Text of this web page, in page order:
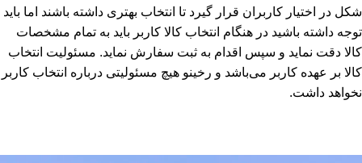
شکل در اختیار کاربران قرار گیرد تا انتخاب بهتری داشته باشند اما باید
توجه داشته باشید در هنگام انتخاب کالا کاربر باید به تمام مشخصات
کالا دقت نماید و سپس اقدام به ثبت سفارش نماید. مسئولیت انتخاب
کالا بر عهده کاربر می‌باشد و رخینو هیچ مسئولیتی درباره انتخاب کاربر
نخواهد داشت.